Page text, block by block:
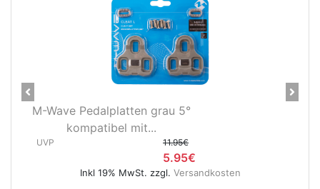
M-Wave Pedalplatten grau 5°
kompatibel mit...
UVP 11.95€
5.95€
Inkl 19% MwSt. zzgl. Versandkosten
Previous Next